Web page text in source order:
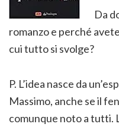
Da
romanzo e perché
cui tutto si svolge?
P. L’idea nasce da
Massimo, anche se il
comunque noto a tutti.